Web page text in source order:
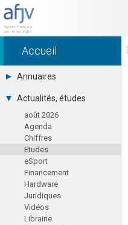
Accueil
Annuaires
Toutes les sociétés (691)
Studios (418)
Editeurs (49)
Distributeurs (16)
Hard. / Accessoires (10)
Middlewares (15)
Prestataires (99)
Assoc. / Syndicats (21)
Formations / Ecoles (46)
Presse spécialisée (17)
Actualités, études
août 2026
Agenda
Chiffres
Etudes
eSport
Financement
Hardware
Juridiques
Vidéos
Librairie